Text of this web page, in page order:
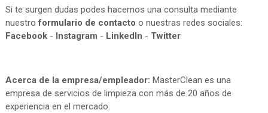
Si te surgen dudas podes hacernos una consulta mediante
nuestroformulario de contacto o nuestras redes sociales:
Facebook- Instagram - LinkedIn - Twitter
Acerca de la empresa/empleador: MasterClean es una
empresa de servicios de limpieza con más de 20 años de
experiencia en el mercado.